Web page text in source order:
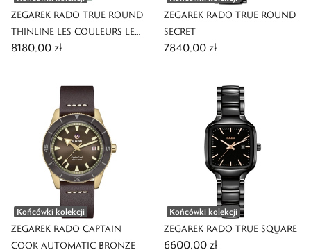
ZEGAREK RADO TRUE ROUND
THINLINE LES COULEURS LE
CORBUSIER
8180,00 zł
ZEGAREK RADO TRUE ROUND
SECRET
7840,00 zł
Końcówki kolekcji
ZEGAREK RADO CAPTAIN
COOK AUTOMATIC BRONZE
Końcówki kolekcji
ZEGAREK RADO TRUE SQUARE
6600,00 zł